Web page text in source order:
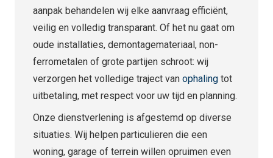
aanpak behandelen wij elke aanvraag efficiënt,
veilig en volledig transparant. Of het nu gaat om
oude installaties, demontagemateriaal, non-
ferrometalen of grote partijen schroot: wij
verzorgen het volledige traject van ophaling tot
uitbetaling, met respect voor uw tijd en planning.
Onze dienstverlening is afgestemd op diverse
situaties. Wij helpen particulieren die een
woning, garage of terrein willen opruimen even